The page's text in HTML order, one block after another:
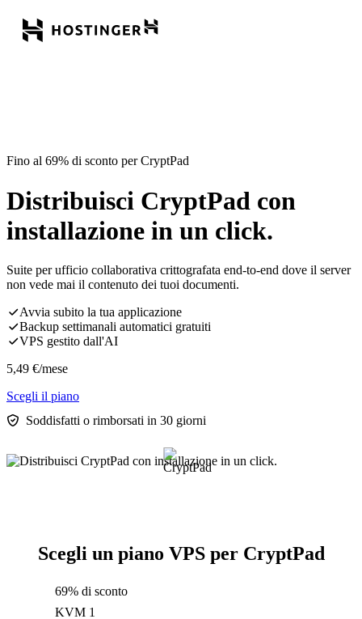
Fino al 69% di sconto per CryptPad
Distribuisci CryptPad con
installazione in un click.
Suite per ufficio collaborativa crittografata end-to-end dove il server
non vede mai il contenuto dei tuoi documenti.
Avvia subito la tua applicazione
Backup settimanali automatici gratuiti
VPS gestito dall'AI
5,49 €/mese
Scegli il piano
Soddisfatti o rimborsati in 30 giorni
Scegli un piano VPS per CryptPad
69% di sconto
KVM 1